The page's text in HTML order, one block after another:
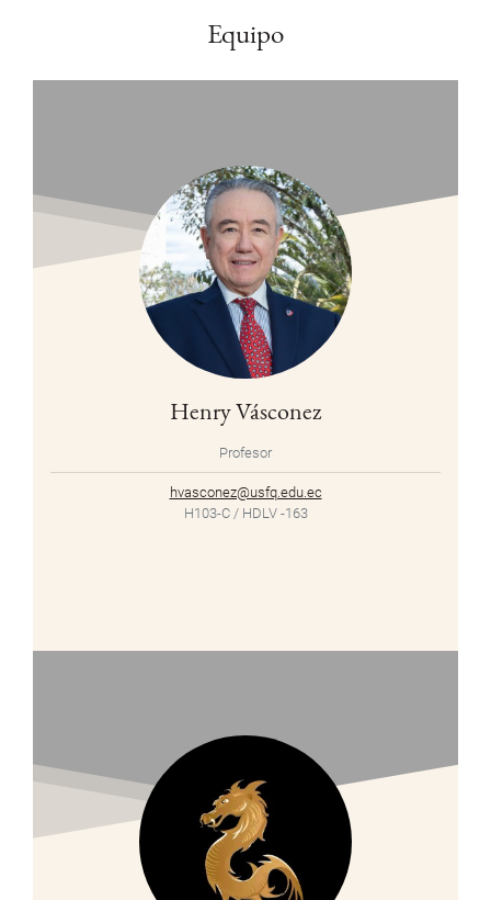
Equipo
Henry Vásconez
Profesor
hvasconez@usfq.edu.ec
H103-C / HDLV -163